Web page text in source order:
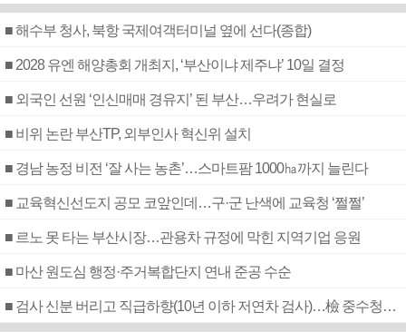
■ 해수부 청사, 북항 국제여객터미널 옆에 선다(종합)
■ 2028 유엔 해양총회 개최지, ‘부산이냐 제주냐’ 10일 결정
■ 외국인 선원 ‘인신매매 경유지’ 된 부산…우려가 현실로
■ 비위 논란 부산TP, 외부인사 혁신위 설치
■ 경남 농정 비전 ‘잘 사는 농촌’…스마트팜 1000㏊까지 늘린다
■ 교육혁신선도지 공모 코앞인데…구·군 난색에 교육청 ‘쩔쩔’
■ 르노 못 타는 부산시장…관용차 규정에 막힌 지역기업 응원
■ 마산 원도심 행정·주거복합단지 연내 준공 수순
■ 검사 신분 버리고 직급하향(10년 이하 저연차 검사)…檢 중수청행 기피